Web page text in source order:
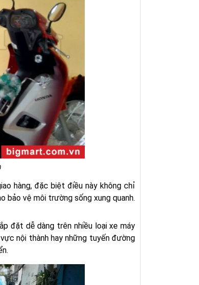
hàng, đặc biệt điều này không chỉ
bảo vệ môi trường sống xung quanh.
đặt dễ dàng trên nhiều loại xe máy
nội thành hay những tuyến đường